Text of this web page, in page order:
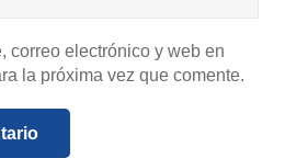
correo electrónico y web en
la próxima vez que comente.